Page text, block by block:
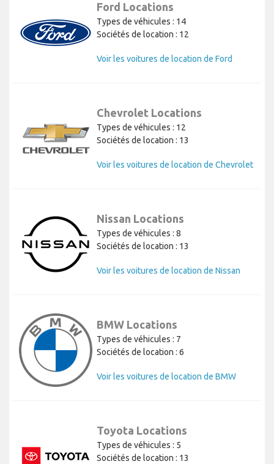
Ford Locations
Types de véhicules : 14
Sociétés de location : 12
Voir les voitures de location de Ford
Chevrolet Locations
Types de véhicules : 12
Sociétés de location : 13
Voir les voitures de location de Chevrolet
Nissan Locations
Types de véhicules : 8
Sociétés de location : 13
Voir les voitures de location de Nissan
BMW Locations
Types de véhicules : 7
Sociétés de location : 6
Voir les voitures de location de BMW
Toyota Locations
Types de véhicules : 5
Sociétés de location : 13